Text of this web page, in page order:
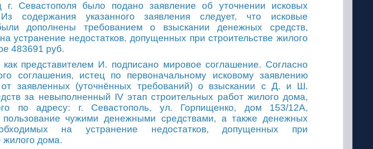
г. Севастополя было подано заявление об уточнении исковых
содержания указанного заявления следует, что исковые
дополнены требованием о взыскании денежных средств,
устранение недостатков, допущенных при строительстве жилого
483691 руб.
как представителем И. подписано мировое соглашение. Согласно
соглашения, истец по первоначальному исковому заявлению
от заявленных (уточнённых требований) о взыскании с Д. и Ш.
за невыполненный IV этап строительных работ жилого дома,
по адресу: г. Севастополь, ул. Горпищенко, дом 153/12А,
пользование чужими денежными средствами, а также денежных
на устранение недостатков, допущенных при
жилого дома.